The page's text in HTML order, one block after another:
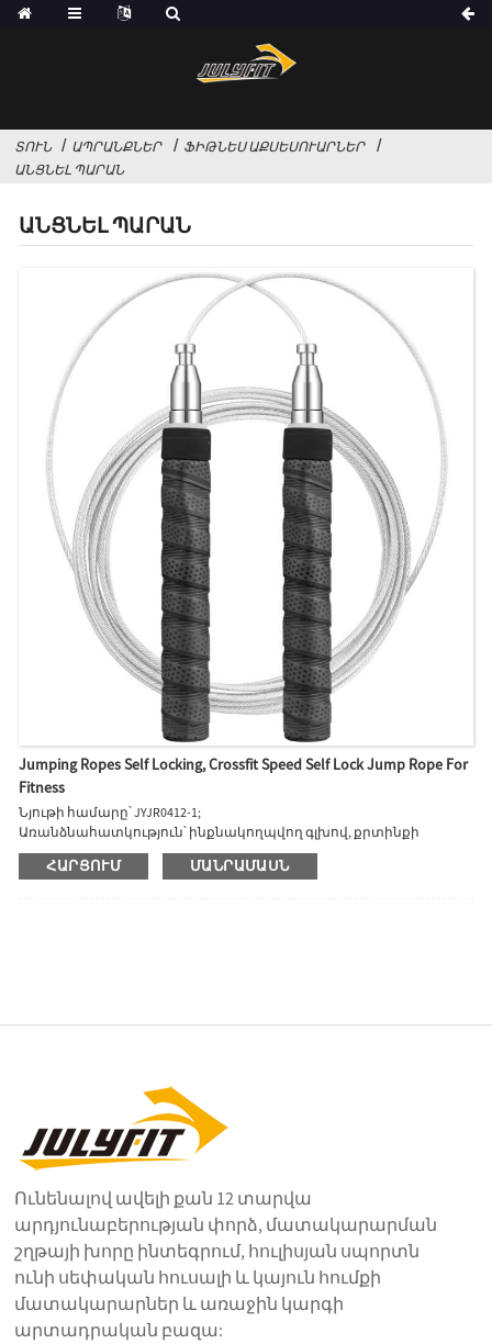
ՏՈՒՆ ԱՊՐԱՆՔՆԵՐ
ՖԻԹՆԵՍ ԱՔՍԵՍՈՒԱՐՆԵՐ
ԱՆՑՆԵԼ ՊԱՐԱՆ
ԱՆՑՆԵԼ ՊԱՐԱՆ
Jumping Ropes Self Locking, Crossfit Speed ​​Self Lock Jump Rope For
Fitness
Նյութի համարը՝ JYJR0412-1;
Առանձնահատկություն՝ ինքնակողպվող գլխով, քրտինքի
դիմացկուն բռնակով;
Նյութը՝ ՊՎՔ ծածկով մալուխային պարան;
ՀԱՐՑՈՒՄ ՄԱՆՐԱՄԱՍՆ
Ունենալով ավելի քան 12 տարվա
արդյունաբերության փորձ, մատակարարման
շղթայի խորը ինտեգրում, հուլիսյան սպորտն
ունի սեփական հուսալի և կայուն հումքի
մատակարարներ և առաջին կարգի
արտադրական բազա: